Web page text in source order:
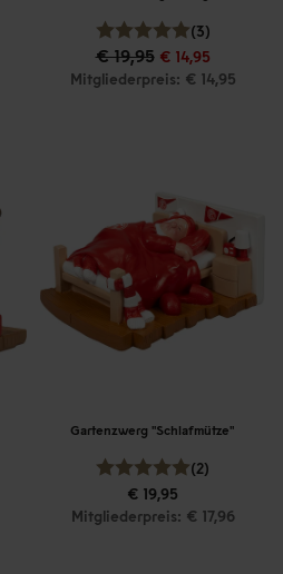
(3)
€ 19,95 € 14,95
Mitgliederpreis: € 14,95
Gartenzwerg "Schlafmütze"
(2)
€ 19,95
Mitgliederpreis: € 17,96